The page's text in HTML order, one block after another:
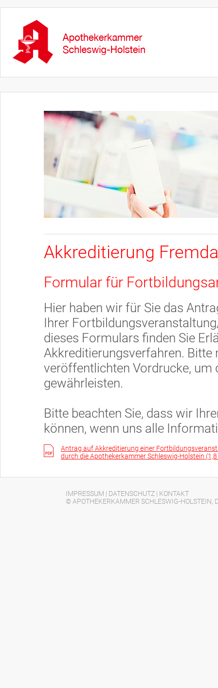
Akkreditierung
Formular für
Hier haben wir für Sie das
Ihrer
dieses Formulars finden Sie
Akkreditierungsverfahren. Bitte
veröffentlichten Vordrucke, um
gewährleisten.
Bitte beachten Sie, dass wir
können, wenn uns alle
Antrag auf Akkreditierung einer
durch die Apothekerkammer Schleswig-Holstein
IMPRESSUM | DATENSCHUTZ | KONTAKT
© APOTHEKERKAMMER SCHLESWIG-HOLSTEIN,